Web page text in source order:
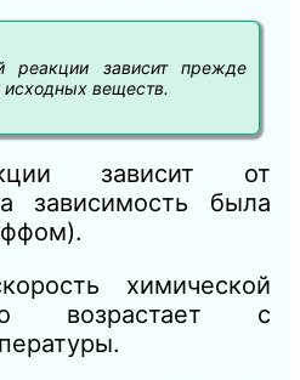
реакции зависит прежде
исходных веществ.
зависит от
зависимость была
химической
возрастает с